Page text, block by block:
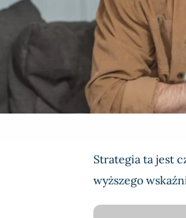
Strategia ta jest
wyższego